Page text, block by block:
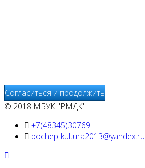
Согласиться и продолжить
© 2018 МБУК "РМДК"
+7(48345)30769
pochep-kultura2013@yandex.ru